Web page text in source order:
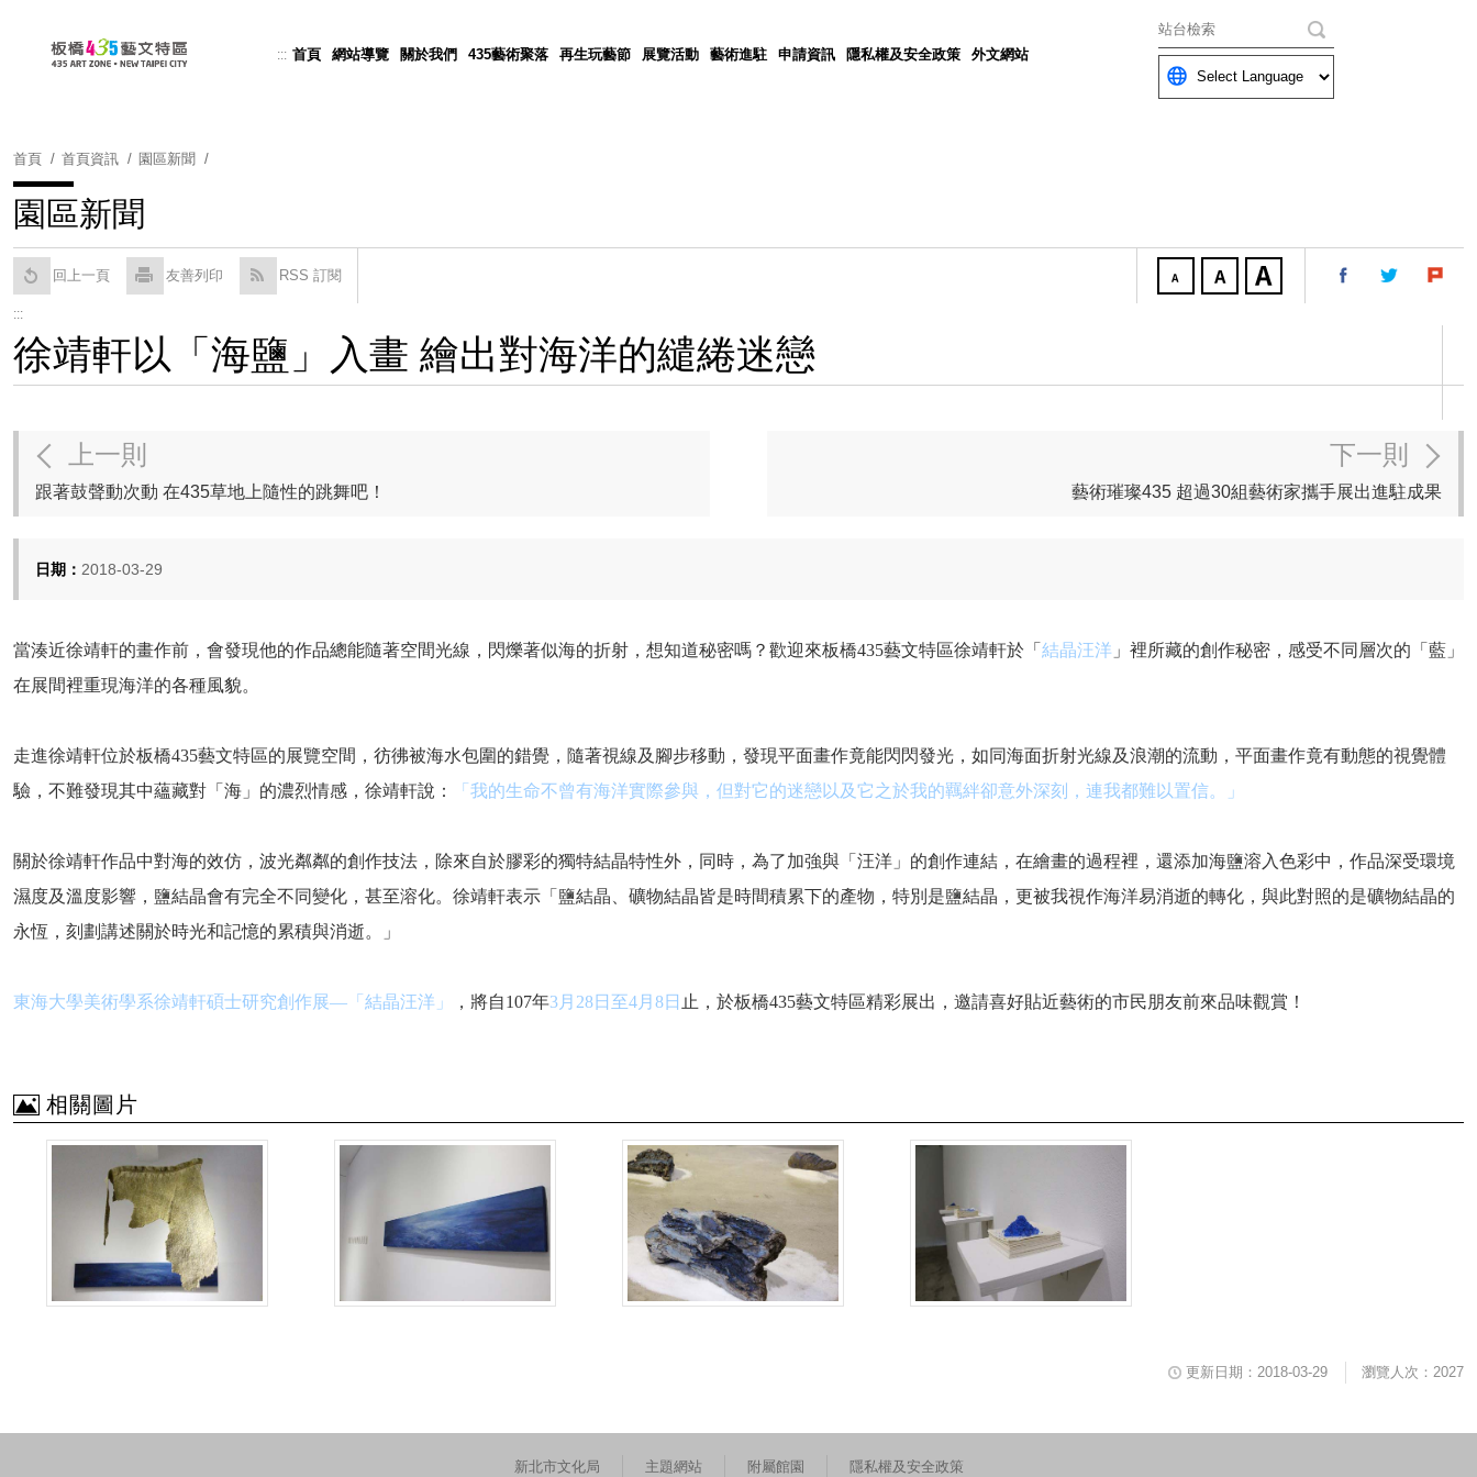
::: 首頁 網站導覽 關於我們 435藝術聚落 再生玩藝節 展覽活動 藝術進駐 申請資訊 隱私權及安全政策 外文網站
關鍵字
Powered by
首頁 首頁資訊 園區新聞
園區新聞
回上一頁 友善列印 RSS 訂閱
:::
徐靖軒以「海鹽」入畫 繪出對海洋的繾綣迷戀
上一則
跟著鼓聲動次動 在435草地上隨性的跳舞吧！
下一則
藝術璀璨435 超過30組藝術家攜手展出進駐成果
日期： 2018-03-29
當湊近徐靖軒的畫作前，會發現他的作品總能隨著空間光線，閃爍著似海的折射，想知道秘密嗎？歡迎來板橋435藝文特區徐靖軒於「 結晶汪洋 」裡所藏的創作秘密，感受不同層次的「藍」
在展間裡重現海洋的各種風貌。
走進徐靖軒位於板橋435藝文特區的展覽空間，彷彿被海水包圍的錯覺，隨著視線及腳步移動，發現平面畫作竟能閃閃發光，如同海面折射光線及浪潮的流動，平面畫作竟有動態的視覺體
驗，不難發現其中蘊藏對「海」的濃烈情感，徐靖軒說：
「我的生命不曾有海洋實際參與，但對它的迷戀以及它之於我的羈絆卻意外深刻，連我都難以置信。」
關於徐靖軒作品中對海的效仿，波光粼粼的創作技法，除來自於膠彩的獨特結晶特性外，同時，為了加強與「汪洋」的創作連結，在繪畫的過程裡，還添加海鹽溶入色彩中，作品深受環境
濕度及溫度影響，鹽結晶會有完全不同變化，甚至溶化。徐靖軒表示「鹽結晶、礦物結晶皆是時間積累下的產物，特別是鹽結晶，更被我視作海洋易消逝的轉化，與此對照的是礦物結晶的
永恆，刻劃講述關於時光和記憶的累積與消逝。」
東海大學美術學系徐靖軒碩士研究創作展—「結晶汪洋」 ，將自107年3月 28日至4月 8日 止，於板橋435藝文特區精彩展出，邀請喜好貼近藝術的市民朋友前來品味觀賞！
相關圖片
更新日期：2018-03-29 瀏覽人次：2027
新北市文化局 主題網站 附屬館園 隱私權及安全政策